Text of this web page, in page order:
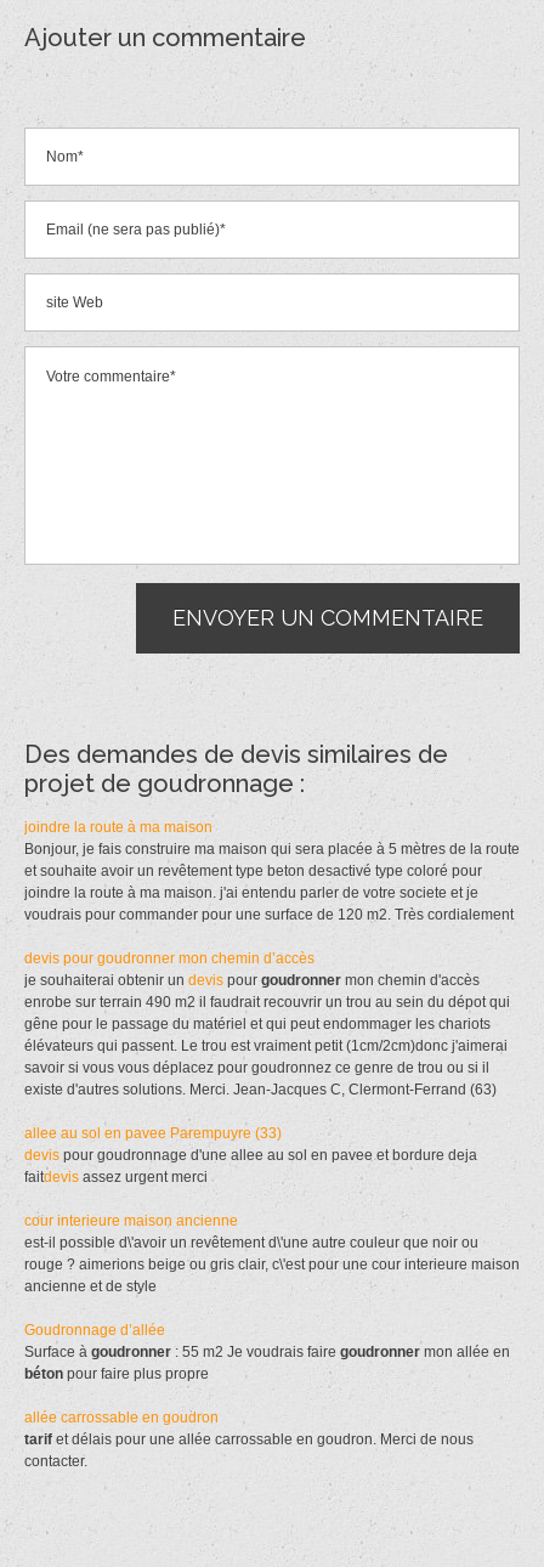
Ajouter un commentaire
Des demandes de devis similaires de
projet de goudronnage :
joindre la route à ma maison
Bonjour, je fais construire ma maison qui sera placée à 5 mètres de la route
et souhaite avoir un revêtement type beton desactivé type coloré pour
joindre la route à ma maison. j'ai entendu parler de votre societe et je
voudrais pour commander pour une surface de 120 m2. Très cordialement
devis pour goudronner mon chemin d’accès
je souhaiterai obtenir un devis pour goudronner mon chemin d'accès
enrobe sur terrain 490 m2 il faudrait recouvrir un trou au sein du dépot qui
gêne pour le passage du matériel et qui peut endommager les chariots
élévateurs qui passent. Le trou est vraiment petit (1cm/2cm)donc j'aimerai
savoir si vous vous déplacez pour goudronnez ce genre de trou ou si il
existe d'autres solutions. Merci. Jean-Jacques C, Clermont-Ferrand (63)
allee au sol en pavee Parempuyre (33)
devis pour goudronnage d'une allee au sol en pavee et bordure deja
faitdevis assez urgent merci
cour interieure maison ancienne
est-il possible d\'avoir un revêtement d\'une autre couleur que noir ou
rouge ? aimerions beige ou gris clair, c\'est pour une cour interieure maison
ancienne et de style
Goudronnage d’allée
Surface à goudronner : 55 m2 Je voudrais faire goudronner mon allée en
béton pour faire plus propre
allée carrossable en goudron
tarif et délais pour une allée carrossable en goudron. Merci de nous
contacter.